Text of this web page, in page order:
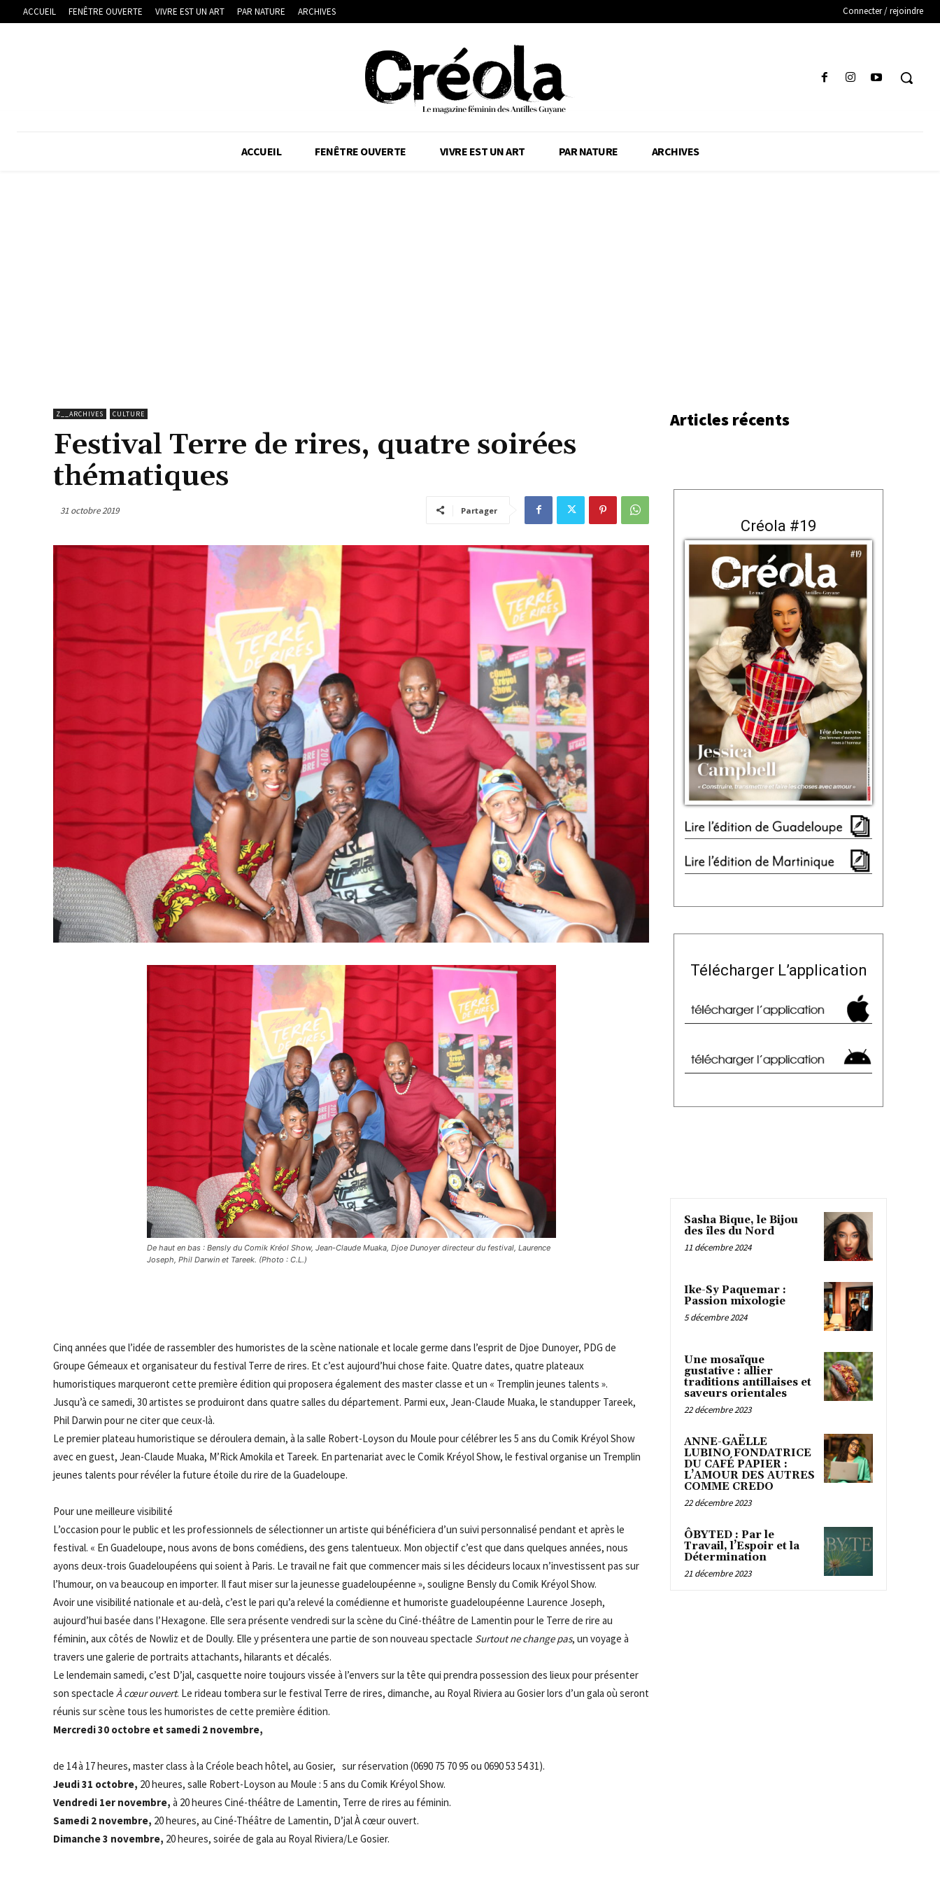
ACCUEIL FENÊTRE OUVERTE VIVRE EST UN ART PAR NATURE ARCHIVES Connecter / rejoindre
ACCUEIL FENÊTRE OUVERTE VIVRE EST UN ART PAR NATURE ARCHIVES
Z__ARCHIVES CULTURE
Festival Terre de rires, quatre soirées
thématiques
31 octobre 2019 Partager
De haut en bas : Bensly du Comik Kréol Show, Jean-Claude Muaka, Djoe Dunoyer directeur du festival, Laurence
Joseph, Phil Darwin et Tareek. (Photo : C.L.)
Cinq années que l’idée de rassembler des humoristes de la scène nationale et locale germe dans l’esprit de Djoe Dunoyer, PDG de
Groupe Gémeaux et organisateur du festival Terre de rires. Et c’est aujourd’hui chose faite. Quatre dates, quatre plateaux
humoristiques marqueront cette première édition qui proposera également des master classe et un « Tremplin jeunes talents ».
Jusqu’à ce samedi, 30 artistes se produiront dans quatre salles du département. Parmi eux, Jean-Claude Muaka, le standupper Tareek,
Phil Darwin pour ne citer que ceux-là.
Le premier plateau humoristique se déroulera demain, à la salle Robert-Loyson du Moule pour célébrer les 5 ans du Comik Kréyol Show
avec en guest, Jean-Claude Muaka, M’Rick Amokila et Tareek. En partenariat avec le Comik Kréyol Show, le festival organise un Tremplin
jeunes talents pour révéler la future étoile du rire de la Guadeloupe.
Pour une meilleure visibilité
L’occasion pour le public et les professionnels de sélectionner un artiste qui bénéficiera d’un suivi personnalisé pendant et après le
festival. « En Guadeloupe, nous avons de bons comédiens, des gens talentueux. Mon objectif c’est que dans quelques années, nous
ayons deux-trois Guadeloupéens qui soient à Paris. Le travail ne fait que commencer mais si les décideurs locaux n’investissent pas sur
l’humour, on va beaucoup en importer. Il faut miser sur la jeunesse guadeloupéenne », souligne Bensly du Comik Kréyol Show.
Avoir une visibilité nationale et au-delà, c’est le pari qu’a relevé la comédienne et humoriste guadeloupéenne Laurence Joseph,
aujourd’hui basée dans l’Hexagone. Elle sera présente vendredi sur la scène du Ciné-théâtre de Lamentin pour le Terre de rire au
féminin, aux côtés de Nowliz et de Doully. Elle y présentera une partie de son nouveau spectacle Surtout ne change pas, un voyage à
travers une galerie de portraits attachants, hilarants et décalés.
Le lendemain samedi, c’est D’jal, casquette noire toujours vissée à l’envers sur la tête qui prendra possession des lieux pour présenter
son spectacle À cœur ouvert. Le rideau tombera sur le festival Terre de rires, dimanche, au Royal Riviera au Gosier lors d’un gala où seront
réunis sur scène tous les humoristes de cette première édition.
Mercredi 30 octobre et samedi 2 novembre,
de 14 à 17 heures, master class à la Créole beach hôtel, au Gosier, sur réservation (0690 75 70 95 ou 0690 53 54 31).
Jeudi 31 octobre, 20 heures, salle Robert-Loyson au Moule : 5 ans du Comik Kréyol Show.
Vendredi 1er novembre, à 20 heures Ciné-théâtre de Lamentin, Terre de rires au féminin.
Samedi 2 novembre, 20 heures, au Ciné-Théâtre de Lamentin, D’jal À cœur ouvert.
Dimanche 3 novembre, 20 heures, soirée de gala au Royal Riviera/Le Gosier.
Articles récents
Créola #19
Télécharger L’application
Sasha Bique, le Bijou
des îles du Nord
11 décembre 2024
Ike-Sy Paquemar :
Passion mixologie
5 décembre 2024
Une mosaïque
gustative : allier
traditions antillaises et
saveurs orientales
22 décembre 2023
ANNE-GAËLLE
LUBINO FONDATRICE
DU CAFÉ PAPIER :
L’AMOUR DES AUTRES
COMME CREDO
22 décembre 2023
ÔBYTED : Par le
Travail, l’Espoir et la
Détermination
21 décembre 2023